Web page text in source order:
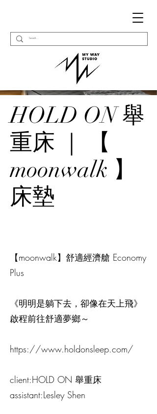
HOLD ON 舉
重床 ｜ 【
moonwalk 】
床墊
【moonwalk】舒適經濟艙 Economy
Plus
《明明是躺下去，卻像在天上飛》
啟程前往舒適夢鄉～
https://www.holdonsleep.com/
client:HOLD ON 舉重床
assistant:Lesley Shen